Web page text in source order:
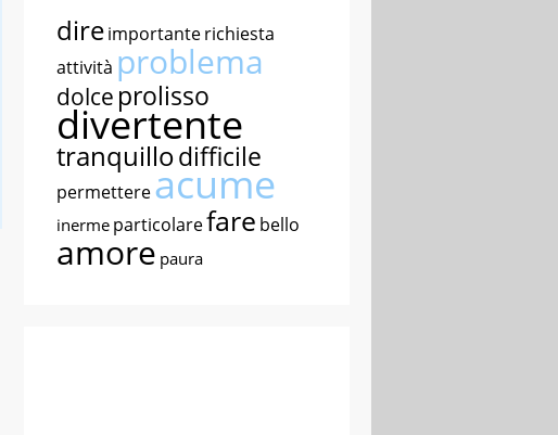
direimportanterichiesta
attività problema
dolce prolisso
divertente
tranquillodifficile
permettereacume
inerme particolarefare bello
amore paura